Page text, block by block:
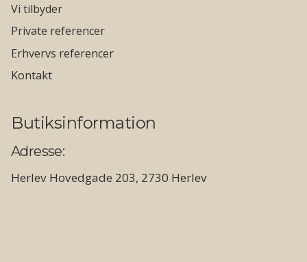
Vi tilbyder
Private referencer
Erhvervs referencer
Kontakt
Butiksinformation
Adresse:
Herlev Hovedgade 203, 2730 Herlev